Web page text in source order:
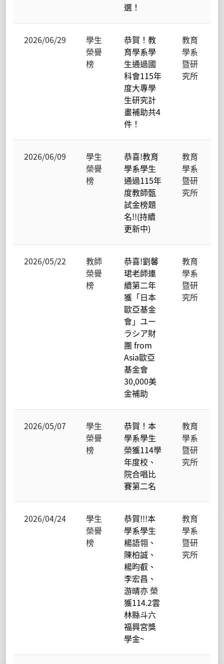
選！
2026/06/29
學生
榮譽
榜
恭賀！教
育學系學
生通過國
科會115年
度大專學
生研究計
畫補助共4
件！
教育
學系
暨研
究所
2026/06/09
學生
榮譽
榜
恭喜!教育
學系學生
通過115年
度教師甄
試金榜題
名!!(持續
更新中)
教育
學系
暨研
究所
2026/05/22
教師
榮譽
榜
恭喜!劉馨
珺老師連
續第二年
獲「日本
歐亞基金
會」ユー
ラシア財
團 from
Asia歐亞
基金會
30,000美
金補助
教育
學系
暨研
究所
2026/05/07
學生
榮譽
榜
恭賀！本
學系學生
榮獲114學
年度校、
院合唱比
賽第二名
教育
學系
暨研
究所
2026/04/24
學生
榮譽
榜
恭賀!!!本
學系學生
楊語翎、
陳柏誠、
楊昀叡、
李宏昌、
游晴亦 榮
獲114.2雲
林縣斗六
福興宮獎
學金~
教育
學系
暨研
究所